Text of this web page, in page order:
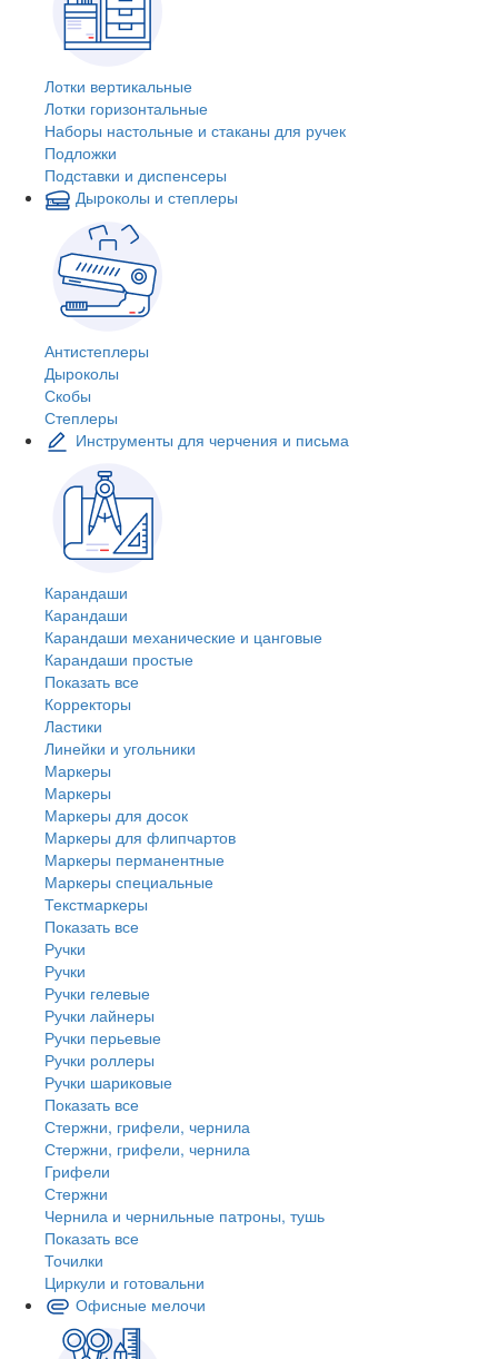
Лотки вертикальные
Лотки горизонтальные
Наборы настольные и стаканы для ручек
Подложки
Подставки и диспенсеры
Дыроколы и степлеры
Антистеплеры
Дыроколы
Скобы
Степлеры
Инструменты для черчения и письма
Карандаши
Карандаши
Карандаши механические и цанговые
Карандаши простые
Показать все
Корректоры
Ластики
Линейки и угольники
Маркеры
Маркеры
Маркеры для досок
Маркеры для флипчартов
Маркеры перманентные
Маркеры специальные
Текстмаркеры
Показать все
Ручки
Ручки
Ручки гелевые
Ручки лайнеры
Ручки перьевые
Ручки роллеры
Ручки шариковые
Показать все
Стержни, грифели, чернила
Стержни, грифели, чернила
Грифели
Стержни
Чернила и чернильные патроны, тушь
Показать все
Точилки
Циркули и готовальни
Офисные мелочи